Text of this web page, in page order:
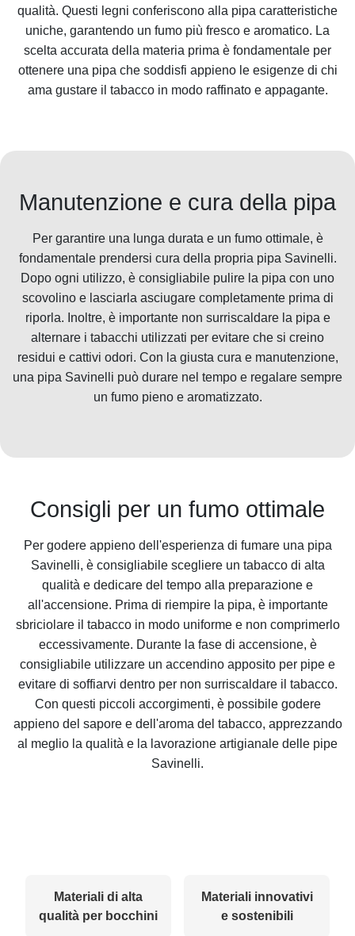
qualità. Questi legni conferiscono alla pipa caratteristiche
uniche, garantendo un fumo più fresco e aromatico. La
scelta accurata della materia prima è fondamentale per
ottenere una pipa che soddisfi appieno le esigenze di chi
ama gustare il tabacco in modo raffinato e appagante.
Manutenzione e cura della pipa
Per garantire una lunga durata e un fumo ottimale, è
fondamentale prendersi cura della propria pipa Savinelli.
Dopo ogni utilizzo, è consigliabile pulire la pipa con uno
scovolino e lasciarla asciugare completamente prima di
riporla. Inoltre, è importante non surriscaldare la pipa e
alternare i tabacchi utilizzati per evitare che si creino
residui e cattivi odori. Con la giusta cura e manutenzione,
una pipa Savinelli può durare nel tempo e regalare sempre
un fumo pieno e aromatizzato.
Consigli per un fumo ottimale
Per godere appieno dell'esperienza di fumare una pipa
Savinelli, è consigliabile scegliere un tabacco di alta
qualità e dedicare del tempo alla preparazione e
all'accensione. Prima di riempire la pipa, è importante
sbriciolare il tabacco in modo uniforme e non comprimerlo
eccessivamente. Durante la fase di accensione, è
consigliabile utilizzare un accendino apposito per pipe e
evitare di soffiarvi dentro per non surriscaldare il tabacco.
Con questi piccoli accorgimenti, è possibile godere
appieno del sapore e dell'aroma del tabacco, apprezzando
al meglio la qualità e la lavorazione artigianale delle pipe
Savinelli.
Materiali di alta
qualità per bocchini
Materiali innovativi
e sostenibili